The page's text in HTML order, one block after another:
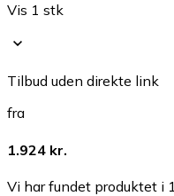
Vis 1 stk
Tilbud uden direkte link
fra
1.924 kr.
Vi har fundet produktet i